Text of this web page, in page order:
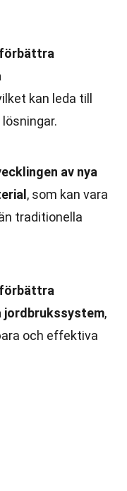
kan leda till
av nya
, som kan vara
traditionella
jordbrukssystem,
och effektiva